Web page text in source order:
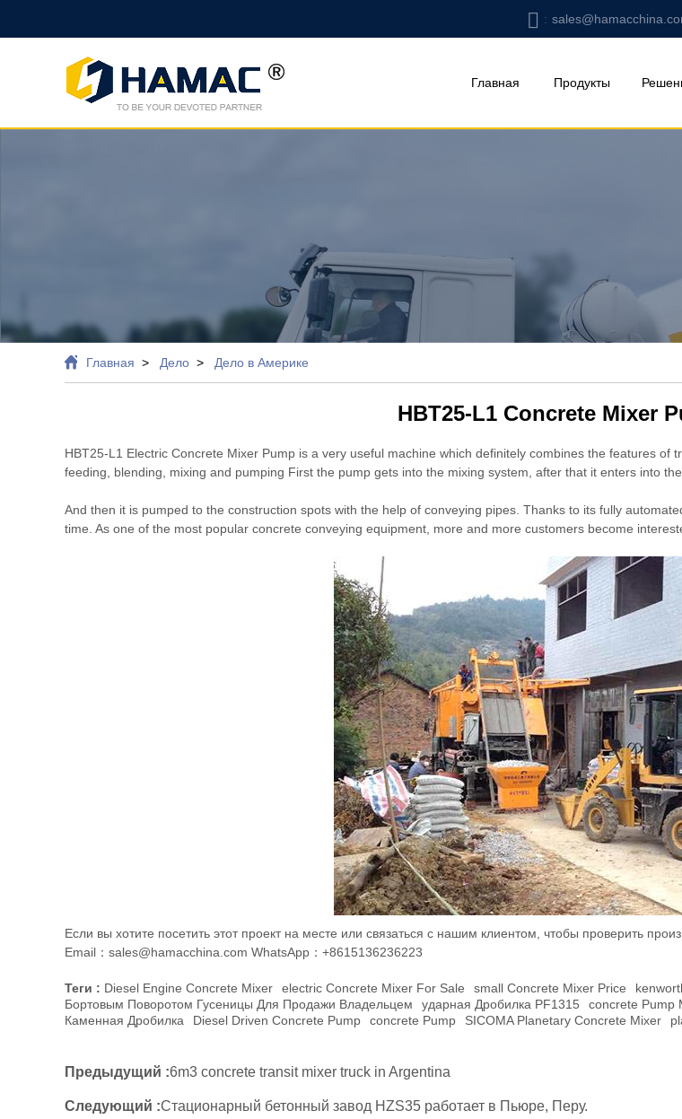
Главная Продукты
Главная Дело Дело в Америке
HBT25-L1 Concrete Mixer
HBT25-L1 Electric Concrete Mixer Pump is a very useful machine which definitely combines the features
feeding, blending, mixing and pumping First the pump gets into the mixing system, after that it enters into
And then it is pumped to the construction spots with the help of conveying pipes. Thanks to its fully
time. As one of the most popular concrete conveying equipment, more and more customers become
Если вы хотите посетить этот проект на месте или связаться с нашим клиентом, чтобы проверить
Email： sales@hamacchina.com WhatsApp：+8615136236223
Теги : Diesel Engine Concrete Mixer Electric Concrete Mixer For Sale Small Concrete Mixer Price
Бортовым Поворотом Гусеницы Для Продажи Владельцем
Ударная Дробилка PF1315 Concrete Pump
Каменная Дробилка
Diesel Driven Concrete Pump Concrete Pump SICOMA Planetary Concrete Mixer
Предыдущий :6m3 concrete transit mixer truck in Argentina
Следующий :Стационарный бетонный завод HZS35 работает в Пьюре, Перу.